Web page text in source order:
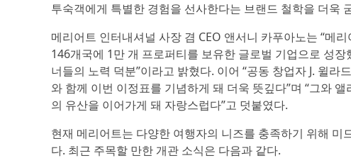
투숙객에게 특별한 경험을 선사한다는 브랜드 철학을 더욱
메리어트 인터내셔널 사장 겸 CEO 앤서니 카푸아노는 “메
146개국에 1만 개 프로퍼티를 보유한 글로벌 기업으로 성
너들의 노력 덕분”이라고 밝혔다. 이어 “공동 창업자 J. 윌
와 함께 이번 이정표를 기념하게 돼 더욱 뜻깊다”며 “그와
의 유산을 이어가게 돼 자랑스럽다”고 덧붙였다.
현재 메리어트는 다양한 여행자의 니즈를 충족하기 위해
다. 최근 주목할 만한 개관 소식은 다음과 같다.